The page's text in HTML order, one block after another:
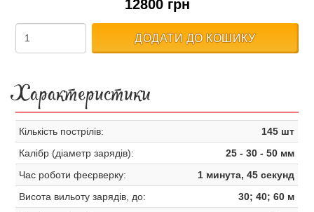
12800 грн
ДОДАТИ ДО КОШИКУ
Характеристики
Кількість пострілів:
145 шт
Калібр (діаметр зарядів):
25 - 30 - 50 мм
Час роботи феєрверку:
1 минута, 45 секунд
Висота вильоту зарядів, до:
30; 40; 60 м